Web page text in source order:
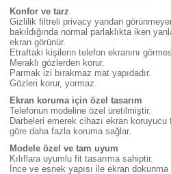
Konfor ve tarz
Gizlilik filtreli privacy yandan
bakıldığında normal parlaklıkta iken
ekran görünür.
Etraftaki kişilerin telefon ekranını
Meraklı gözlerden korur.
Parmak izi bırakmaz mat yapıdadır.
Gözleri korur, yormaz.
Ekran koruma için özel tasarım
Telefonun modeline özel üretilmiştir.
Darbeleri emerek cihazı ekran
göre daha fazla koruma sağlar.
Modele özel ve tam uyum
Kılıflara uyumlu fit tasarıma sahiptir.
İnce ve esnek yapısı ile ekran